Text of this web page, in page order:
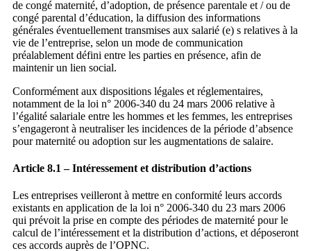
de congé maternité, d’adoption, de présence parentale et / ou de
congé parental d’éducation, la diffusion des informations
générales éventuellement transmises aux salarié (e) s relatives à la
vie de l’entreprise, selon un mode de communication
préalablement défini entre les parties en présence, afin de
maintenir un lien social.
Conformément aux dispositions légales et réglementaires,
notamment de la loi n° 2006-340 du 24 mars 2006 relative à
l’égalité salariale entre les hommes et les femmes, les entreprises
s’engageront à neutraliser les incidences de la période d’absence
pour maternité ou adoption sur les augmentations de salaire.
Article 8.1 – Intéressement et distribution d’actions
Les entreprises veilleront à mettre en conformité leurs accords
existants en application de la loi n° 2006-340 du 23 mars 2006
qui prévoit la prise en compte des périodes de maternité pour le
calcul de l’intéressement et la distribution d’actions, et déposeront
ces accords auprès de l’OPNC.